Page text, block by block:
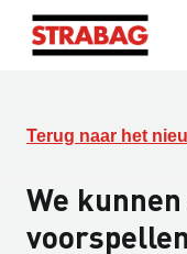
Terug naar het
We